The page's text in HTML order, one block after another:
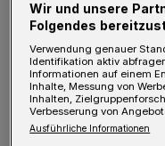
Für sie ist es ein
Zeit im
sie um 18 Uhr in
Vohwinkeler Rock
Speeds“ schon in
Wir und unsere
Folgendes
Verwendung genauer
Identifikation aktiv
Informationen auf einem
Inhalte, Messung von
Inhalten,
Verbesserung von
Ausführliche Informationen